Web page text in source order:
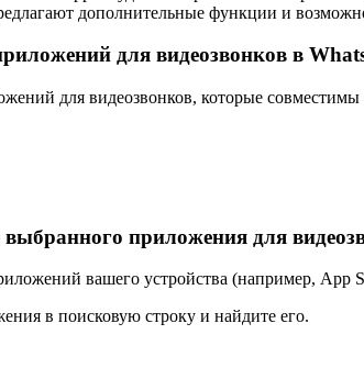
дополнительные функции и
для видеозвонков в
для видеозвонков, которые
приложения для
вашего устройства (например, App
в поисковую строку и найдите его.